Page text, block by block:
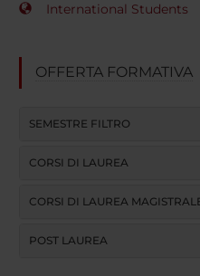
International Students
OFFERTA FORMATIVA
SEMESTRE FILTRO
CORSI DI LAUREA
CORSI DI LAUREA
POST LAUREA